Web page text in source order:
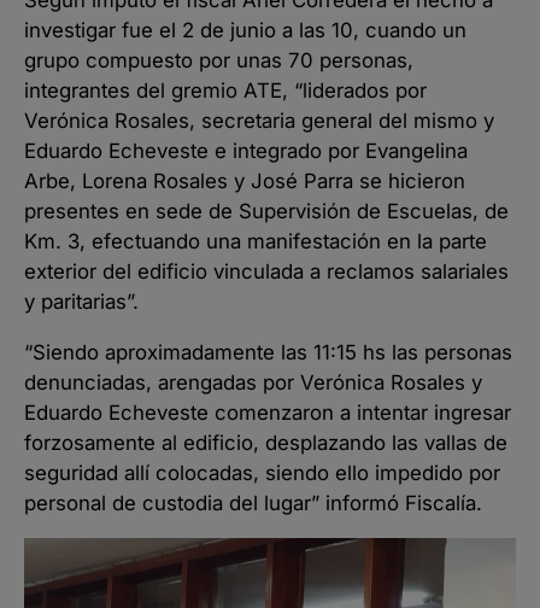
investigar fue el 2 de junio a las 10, cuando un
grupo compuesto por unas 70 personas,
integrantes del gremio ATE, “liderados por
Verónica Rosales, secretaria general del mismo y
Eduardo Echeveste e integrado por Evangelina
Arbe, Lorena Rosales y José Parra se hicieron
presentes en sede de Supervisión de Escuelas, de
Km. 3, efectuando una manifestación en la parte
exterior del edificio vinculada a reclamos salariales
y paritarias”.
“Siendo aproximadamente las 11:15 hs las personas
denunciadas, arengadas por Verónica Rosales y
Eduardo Echeveste comenzaron a intentar ingresar
forzosamente al edificio, desplazando las vallas de
seguridad allí colocadas, siendo ello impedido por
personal de custodia del lugar” informó Fiscalía.